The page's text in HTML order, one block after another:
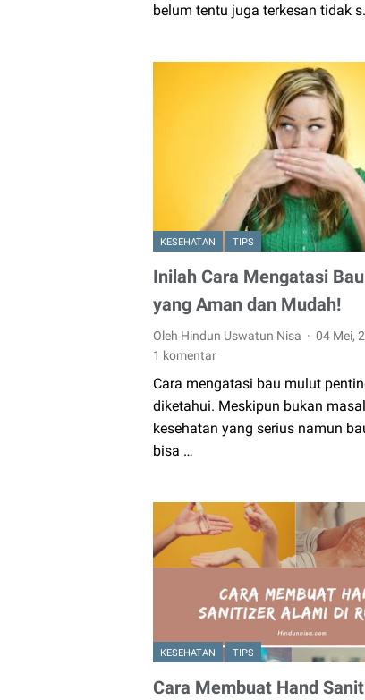
belum tentu juga terkesan tidak
KESEHATAN TIPS
Inilah Cara Mengatasi
yang Aman dan Mudah!
Oleh Hindun Uswatun Nisa
04 Mei,
1 komentar
Cara mengatasi bau mulut
diketahui. Meskipun bukan
kesehatan yang serius namun
bisa …
KESEHATAN TIPS
Cara Membuat Hand